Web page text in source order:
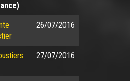
26/07/2016
27/07/2016